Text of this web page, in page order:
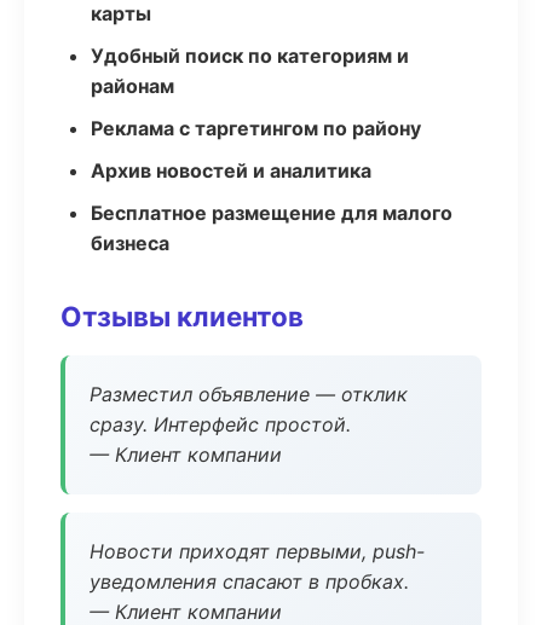
карты
Удобный поиск по категориям и
районам
Реклама с таргетингом по району
Архив новостей и аналитика
Бесплатное размещение для малого
бизнеса
Отзывы клиентов
Разместил объявление — отклик
сразу. Интерфейс простой.
— Клиент компании
Новости приходят первыми, push-
уведомления спасают в пробках.
— Клиент компании